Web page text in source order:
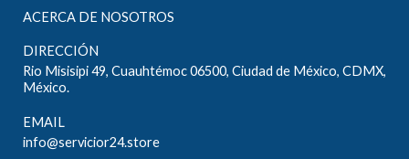
ACERCA DE NOSOTROS
DIRECCIÓN
Rio Misisipi 49, Cuauhtémoc 06500, Ciudad de México, CDMX,
México.
EMAIL
info@servicior24.store